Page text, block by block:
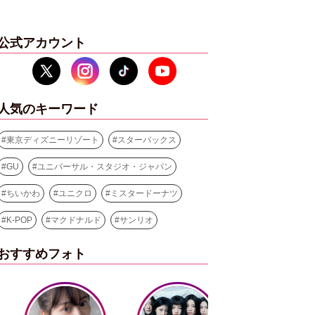
式アカウント
気のキーワード
#東京ディズニーリゾート #スターバックス
#GU #ユニバーサル・スタジオ・ジャパン
#ちいかわ #ユニクロ # ミスタードーナツ
#K-POP #マクドナルド #サンリオ
すすめフォト